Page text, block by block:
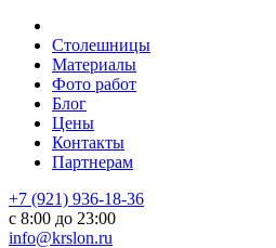
Столешницы
Материалы
Фото работ
Блог
Цены
Контакты
Партнерам
+7 (921) 936-18-36
с 8:00 до 23:00
info@krslon.ru